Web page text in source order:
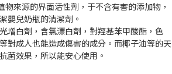
物來源的界面活性劑，于不含有害的添加物，
嬰兒奶瓶的清潔劑。
增白劑，含氯漂白劑，對羥基苯甲酸酯，色
對成人也能造成傷害的成分。而椰子油等的天
菌效果，所以能安心使用。